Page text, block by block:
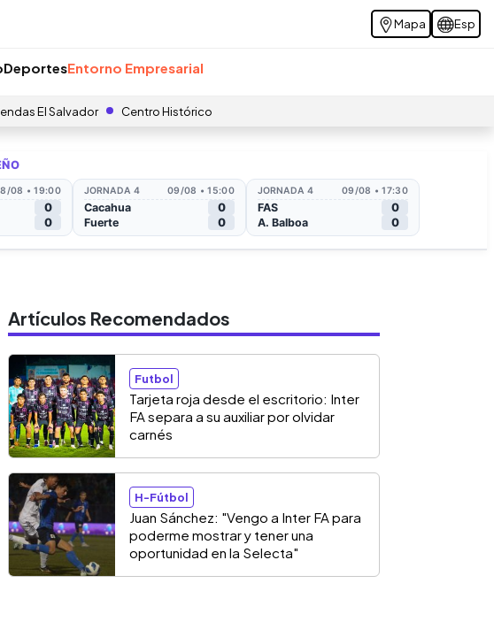
Mapa Esp
DeportesEntorno Empresarial
El Salvador Centro Histórico
Artículos Recomendados
Futbol
Tarjeta roja desde el escritorio: Inter
FA separa a su auxiliar por olvidar
carnés
H-Fútbol
Juan Sánchez: "Vengo a Inter FA para
poderme mostrar y tener una
oportunidad en la Selecta"